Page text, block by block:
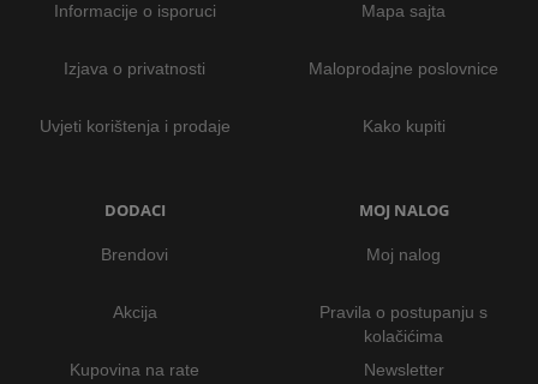
Informacije o isporuci
Izjava o privatnosti
Uvjeti korištenja i prodaje
Mapa sajta
Maloprodajne poslovnice
Kako kupiti
DODACI
Brendovi
Akcija
Kupovina na rate
MOJ NALOG
Moj nalog
Pravila o postupanju s
kolačićima
Newsletter